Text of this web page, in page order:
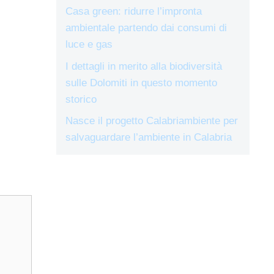
Casa green: ridurre l’impronta
ambientale partendo dai consumi di
luce e gas
I dettagli in merito alla biodiversità
sulle Dolomiti in questo momento
storico
Nasce il progetto Calabriambiente per
salvaguardare l’ambiente in Calabria